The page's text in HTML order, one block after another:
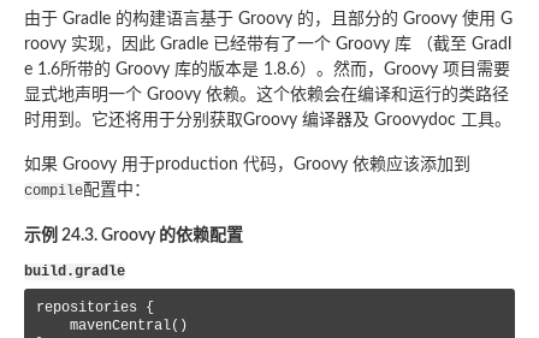
由于 Gradle 的构建语言基于 Groovy 的，且部分的 Groovy 使用 G
roovy 实现，因此 Gradle 已经带有了一个 Groovy 库 （截至 Gradl
e 1.6所带的 Groovy 库的版本是 1.8.6）。然而，Groovy 项目需要
显式地声明一个 Groovy 依赖。这个依赖会在编译和运行的类路径
时用到。它还将用于分别获取Groovy 编译器及 Groovydoc 工具。
如果 Groovy 用于production 代码，Groovy 依赖应该添加到
compile配置中：
示例 24.3. Groovy 的依赖配置
build.gradle
repositories {
    mavenCentral()